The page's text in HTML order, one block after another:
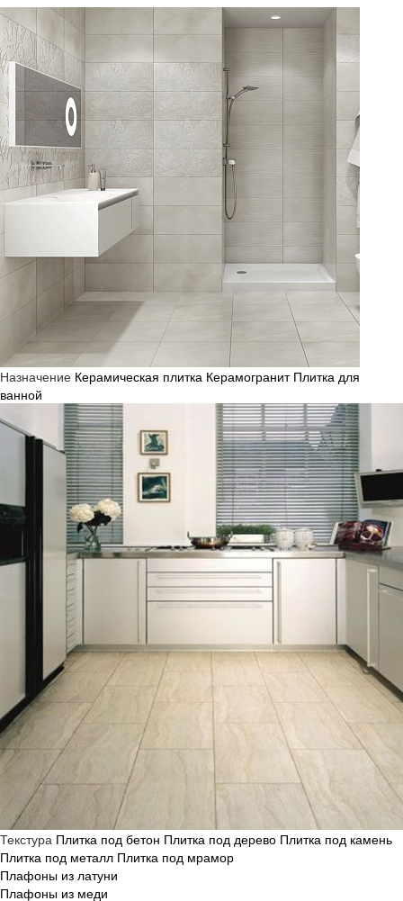
Назначение Керамическая плитка Керамогранит Плитка для
ванной
Текстура Плитка под бетон Плитка под дерево Плитка под камень
Плитка под металл Плитка под мрамор
Плафоны из латуни
Плафоны из меди